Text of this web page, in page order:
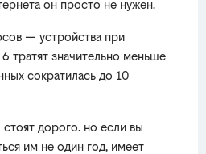
он просто не нужен.
— устройства при
тратят значительно меньше
сократилась до 10
дорого. но если вы
им не один год, имеет